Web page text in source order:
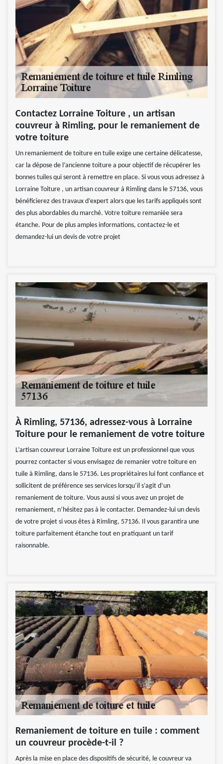
Contactez Lorraine Toiture , un artisan
couvreur à Rimling, pour le remaniement de
votre toiture
Un remaniement de toiture en tuile exige une certaine délicatesse,
car la dépose de l’ancienne toiture a pour objectif de récupérer les
bonnes tuiles qui seront à remettre en place. Si vous vous adressez à
Lorraine Toiture , un artisan couvreur à Rimling dans le 57136, vous
bénéficierez des travaux d’expert alors que les tarifs appliqués sont
des plus abordables du marché. Votre toiture remaniée sera
étanche. Pour de plus amples informations, contactez-le et
demandez-lui un devis de votre projet
À Rimling, 57136, adressez-vous à Lorraine
Toiture pour le remaniement de votre toiture
L’artisan couvreur Lorraine Toiture est un professionnel que vous
pourrez contacter si vous envisagez de remanier votre toiture en
tuile à Rimling, dans le 57136. Les propriétaires lui font confiance et
sollicitent de préférence ses services lorsqu’il s’agit d’un
remaniement de toiture. Vous aussi si vous avez un projet de
remaniement, n’hésitez pas à le contacter. Demandez-lui un devis
de votre projet si vous êtes à Rimling, 57136. Il vous garantira une
toiture parfaitement étanche tout en pratiquant un tarif
raisonnable.
Remaniement de toiture en tuile : comment
un couvreur procède-t-il ?
Après la mise en place des dispositifs de sécurité, le couvreur va